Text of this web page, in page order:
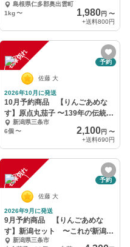
島根県仁多郡奥出雲町
1kg 〜 1,980円 〜
+送料800円
在庫切れ 予約
佐藤 大
2026年10月に発送
10月予約商品 【りんごあめな
す】原点丸茄子 〜139年の伝統と
品格〜
新潟県三条市
6個 〜 2,100円 〜
+送料690円
在庫切れ 予約
佐藤 大
2026年9月に発送
9月予約商品 【りんごあめな
す】新潟セット 〜これが新潟の
茄子です〜
新潟県三条市